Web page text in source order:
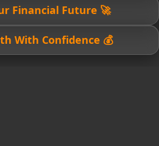
🚀 Unlock Your Financial Future
💰 Grow Wealth With Confidence